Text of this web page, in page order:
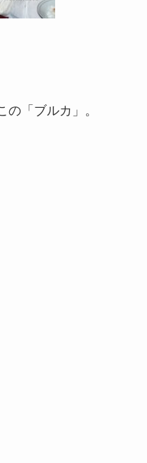
「ブルカ」。